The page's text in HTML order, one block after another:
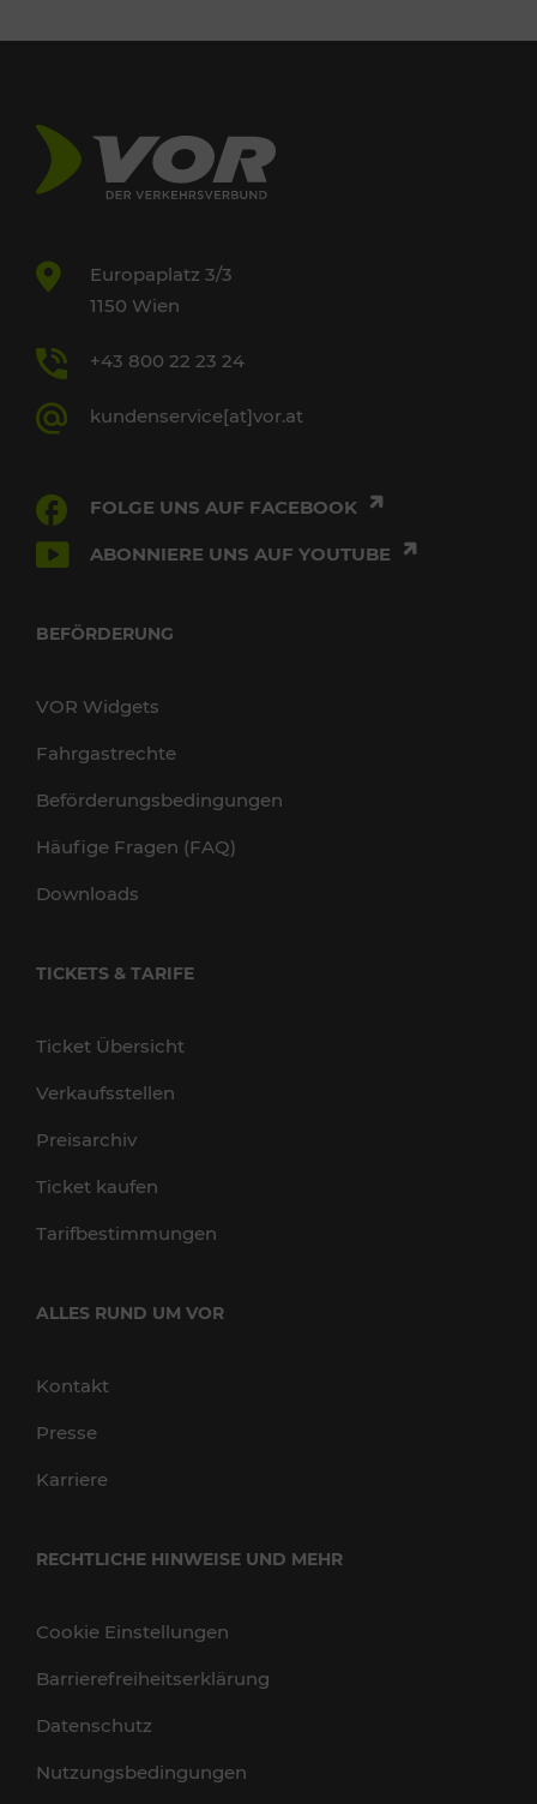
Europaplatz 3/3
1150 Wien
+43 800 22 23 24
kundenservice[at]vor.at
FOLGE UNS AUF FACEBOOK
ABONNIERE UNS AUF YOUTUBE
BEFÖRDERUNG
VOR Widgets
Fahrgastrechte
Beförderungsbedingungen
Häufige Fragen (FAQ)
Downloads
TICKETS & TARIFE
Ticket Übersicht
Verkaufsstellen
Preisarchiv
Ticket kaufen
Tarifbestimmungen
ALLES RUND UM VOR
Kontakt
Presse
Karriere
RECHTLICHE HINWEISE UND MEHR
Cookie Einstellungen
Barrierefreiheitserklärung
Datenschutz
Nutzungsbedingungen